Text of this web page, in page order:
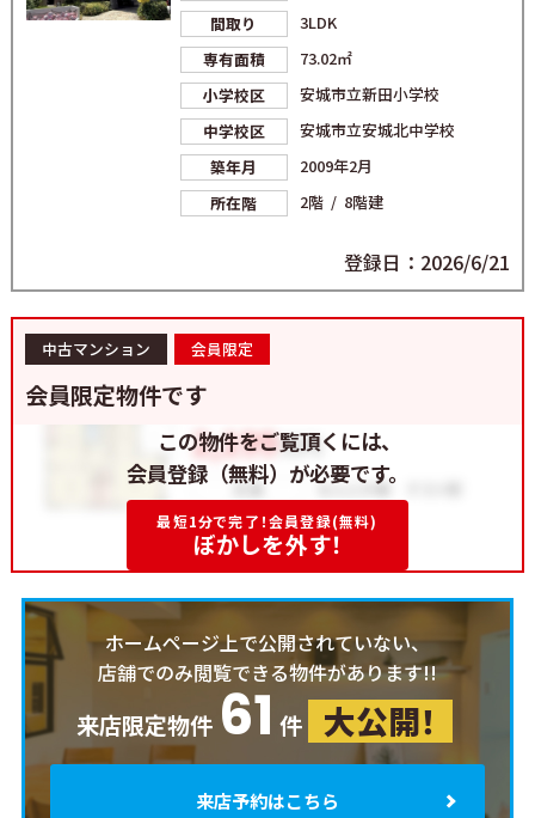
間取り
3LDK
専有面積
73.02㎡
小学校区
安城市立新田小学校
中学校区
安城市立安城北中学校
築年月
2009年2月
所在階
2階 / 8階建
登録日：2026/6/21
中古マンション 会員限定
会員限定物件です
この物件をご覧頂くには、
会員登録（無料）が必要です。
最短1分で完了！会員登録(無料)
ぼかしを外す！
ホームページ上で公開されていない、
店舗でのみ閲覧できる物件があります!!
来店限定物件 61 件 大公開！
来店予約はこちら